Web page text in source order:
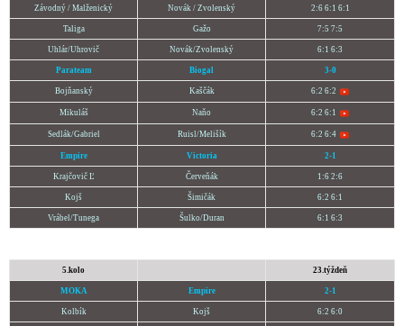
Závodný / Malženický Novák / Zvolenský 2:6 6:1 6:1
Taliga Gažo 7:5 7:5
Uhlár/Uhrovič Novák/Zvolenský 6:1 6:3
Parateam Biogal 3-0
Bojňanský Kaščák 6:2 6:2
Mikuláš Naňo 6:2 6:1
Sedlák/Gabriel Ruisl/Melišík 6:2 6:4
Empire Victoria 2-1
Krajčovič Ľ Červeňák 1:6 2:6
Kojš Šimičák 6:2 6:1
Vrábel/Tunega Šulko/Duran 6:1 6:3
5.kolo 23.týždeň
MOKA Empire 2-1
Kolbík Kojš 6:2 6:0